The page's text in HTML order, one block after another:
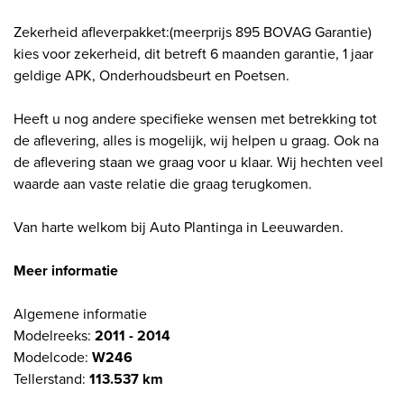
Zekerheid afleverpakket:(meerprijs 895 BOVAG Garantie)
kies voor zekerheid, dit betreft 6 maanden garantie, 1 jaar
geldige APK, Onderhoudsbeurt en Poetsen.
Heeft u nog andere specifieke wensen met betrekking tot
de aflevering, alles is mogelijk, wij helpen u graag. Ook na
de aflevering staan we graag voor u klaar. Wij hechten veel
waarde aan vaste relatie die graag terugkomen.
Van harte welkom bij Auto Plantinga in Leeuwarden.
Meer informatie
Algemene informatie
Modelreeks: 2011 - 2014
Modelcode: W246
Tellerstand: 113.537 km